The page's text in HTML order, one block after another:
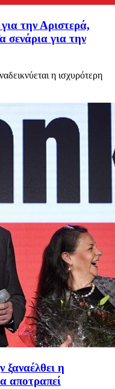
την Αριστερά,
σενάρια για την
η ισχυρότερη
η
αποτραπεί